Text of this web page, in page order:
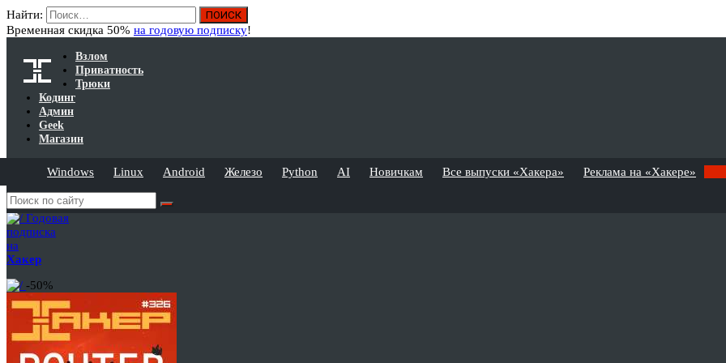
Найти:
Временная скидка 50% на годовую подписку!
Взлом
Приватность
Трюки
Кодинг
Админ
Geek
Магазин
Windows Linux Android Железо Python AI Новичкам Все выпуски «Хакера» Реклама на «Хакере»
Годовая
подписка
на
Хакер
-50%